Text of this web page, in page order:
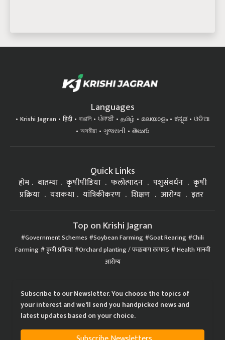
Languages
Krishi Jagran हिंदी বাঙালি ਪੰਜਾਬੀ தமிழ் മലയാളം ಕನ್ನಡ
ଓଡିଆ
অসমীয়া
ગુજરાતી తెలుగు
Quick Links
होम बातम्या कृषीपीडिया फलोत्पादन पशुसंवर्धन
कृषी
प्रक्रिया
यशकथा यांत्रिकीकरण शिक्षण आरोग्य इतर
Top on Krishi Jagran
Government Schemes Soybean Farming Goat Rearing Chili
Farming कृषी प्रक्रिया Orchard planting / फळबाग लागवड Health मानवी
आरोग्य
Subscribe to our Newsletter. You choose the topics of
your interest and we'll send you handpicked news and
latest updates based on your choice.